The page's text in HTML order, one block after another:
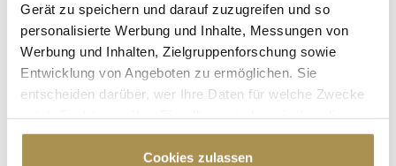
Gerät zu speichern und darauf zuzugreifen und so
personalisierte Werbung und Inhalte, Messungen von
Werbung und Inhalten, Zielgruppenforschung sowie
Entwicklung von Angeboten zu ermöglichen. Sie
entscheiden darüber, wer Ihre Daten für welche Zwecke
Cookie-Erklärung oder durch Klicken auf das Privacy
Trigger Symbol ändern oder widerrufen
Cookies zulassen
als geplant abgeschlossen – doch wenn es eine
wünschenswerte Ausnahme für die Regel gibt, dann wohl
diese: Bereits am Mittwochvormittag ist die schrittweise
Wiederversorgung der Gebiete angelaufen, die in Berlin seit
Samstag von einem...